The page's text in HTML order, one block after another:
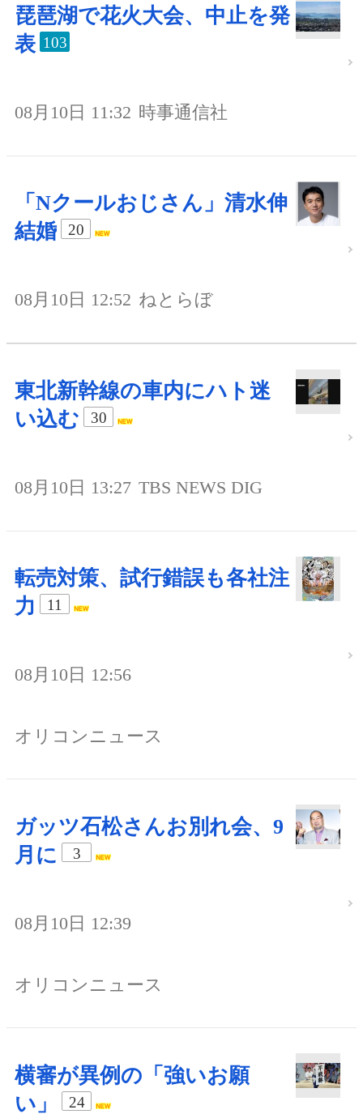
琵琶湖で花火大会、中止を発
表 103
08月10日 11:32 時事通信社
「Nクールおじさん」清水伸
結婚
20
08月10日 12:52 ねとらぼ
東北新幹線の車内にハト迷
い込む
30
08月10日 13:27 TBS NEWS DIG
転売対策、試行錯誤も各社注
力
11
08月10日 12:56
オリコンニュース
ガッツ石松さんお別れ会、9
月に
3
08月10日 12:39
オリコンニュース
横審が異例の「強いお願
い」
24